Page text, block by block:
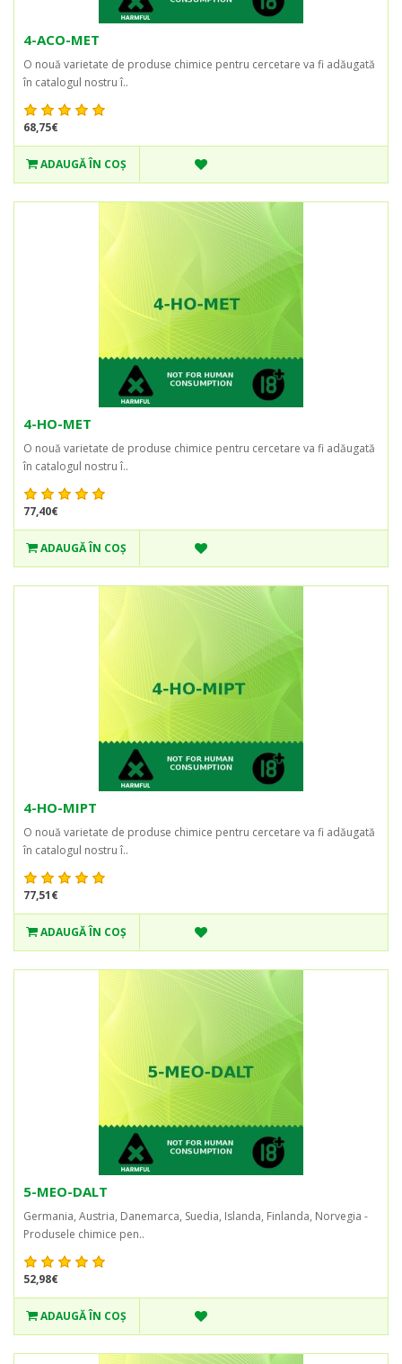
4-ACO-MET
O nouă varietate de produse chimice pentru cercetare va fi adăugată
în catalogul nostru î..
68,75€
ADAUGĂ ÎN COŞ
4-HO-MET
O nouă varietate de produse chimice pentru cercetare va fi adăugată
în catalogul nostru î..
77,40€
ADAUGĂ ÎN COŞ
4-HO-MIPT
O nouă varietate de produse chimice pentru cercetare va fi adăugată
în catalogul nostru î..
77,51€
ADAUGĂ ÎN COŞ
5-MEO-DALT
Germania, Austria, Danemarca, Suedia, Islanda, Finlanda, Norvegia -
Produsele chimice pen..
52,98€
ADAUGĂ ÎN COŞ